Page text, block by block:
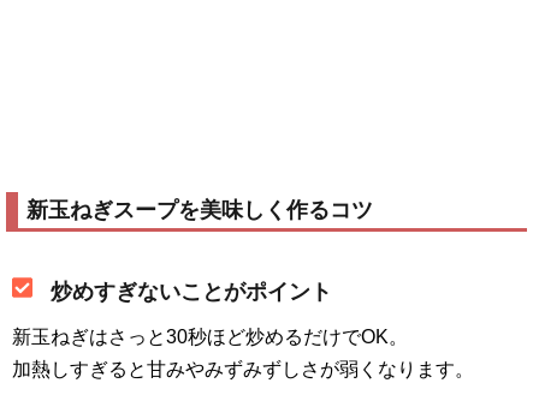
新玉ねぎスープを美味しく作るコツ
炒めすぎないことがポイント
新玉ねぎはさっと30秒ほど炒めるだけでOK。
加熱しすぎると甘みやみずみずしさが弱くなります。